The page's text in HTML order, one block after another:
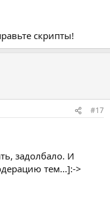
скрипты!
#17
задолбало. И
тем...]:->